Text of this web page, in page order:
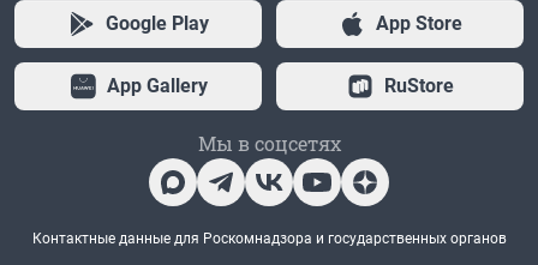
Google Play App Store
App Gallery RuStore
Мы в соцсетях
Контактные данные для Роскомнадзора и государственных органов